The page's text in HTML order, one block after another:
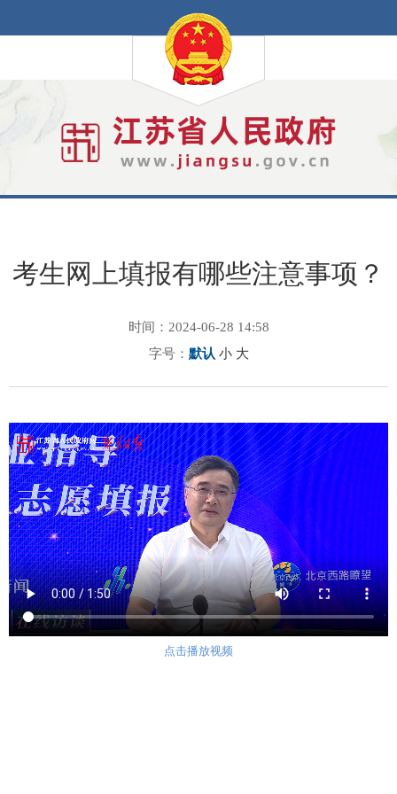
考生网上填报有哪些注意事项？
时间：2024-06-28 14:58
字号： 默认 小 大
点击播放视频